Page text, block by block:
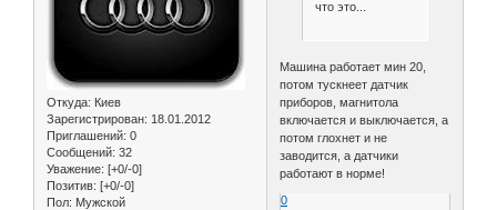
Откуда: Киев
Зарегистрирован: 18.01.2012
Приглашений: 0
Сообщений: 32
Уважение: [+0/-0]
Позитив: [+0/-0]
Пол: Мужской
что это...
Машина работает мин 20,
потом тускнеет датчик
приборов, магнитола
включается и выключается, а
потом глохнет и не
заводится, а датчики
работают в норме!
0